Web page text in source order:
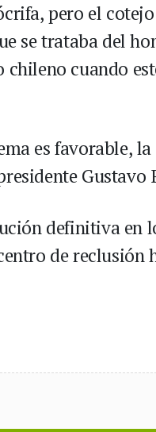
pero el
se trataba del
chileno cuando
es favorable,
Gustavo
definitiva en
de